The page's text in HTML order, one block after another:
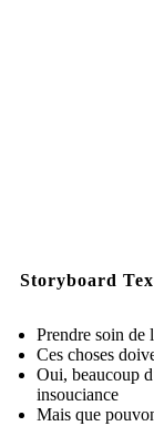
Storyboard
Prendre soin de
Ces choses
Oui, beaucoup
insouciance
Mais que